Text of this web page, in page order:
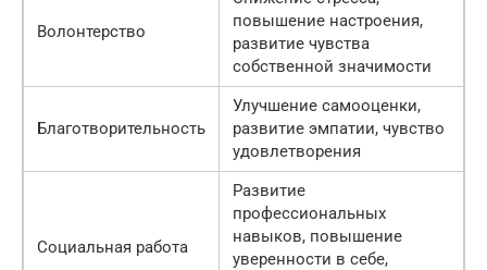
Волонтерство
повышение настроения,
развитие чувства
собственной значимости
Благотворительность
Улучшение самооценки,
развитие эмпатии, чувство
удовлетворения
Социальная работа
Развитие
профессиональных
навыков, повышение
уверенности в себе,